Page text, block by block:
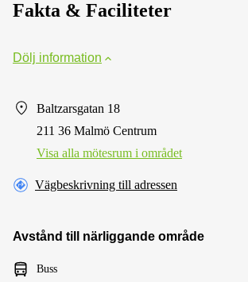
Fakta & Faciliteter
Dölj information
Baltzarsgatan 18
211 36 Malmö Centrum
Visa alla mötesrum i området
Vägbeskrivning till adressen
Avstånd till närliggande område
Buss